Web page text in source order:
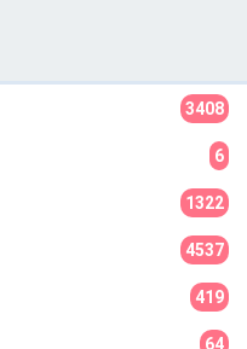
3408
6
1322
4537
419
64